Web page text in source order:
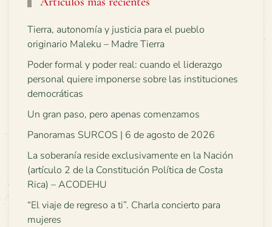
Tierra, autonomía y justicia para el pueblo
originario Maleku – Madre Tierra
Poder formal y poder real: cuando el liderazgo
personal quiere imponerse sobre las instituciones
democráticas
Un gran paso, pero apenas comenzamos
Panoramas SURCOS | 6 de agosto de 2026
La soberanía reside exclusivamente en la Nación
(artículo 2 de la Constitución Política de Costa
Rica) – ACODEHU
“El viaje de regreso a ti”. Charla concierto para
mujeres